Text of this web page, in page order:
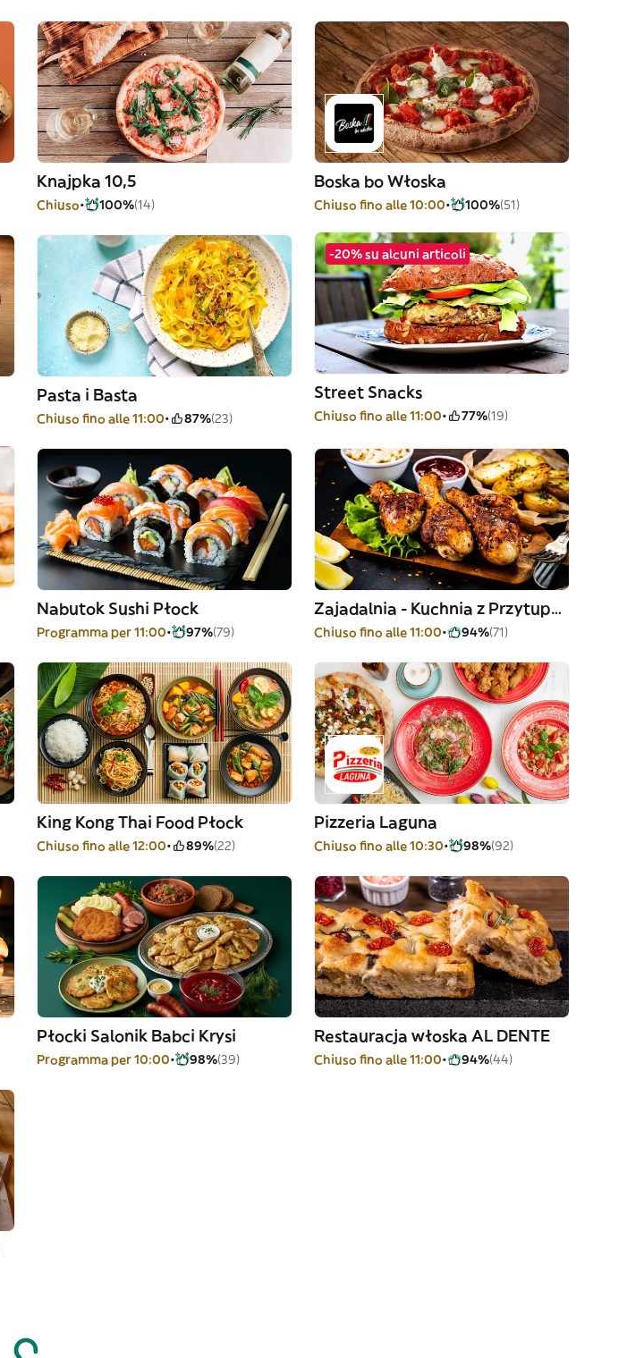
Knajpka 10,5
Chiuso 100%(14)
Boska bo Włoska
Chiuso fino alle 10:00 100%(51)
Pasta i Basta
Chiuso fino alle 11:00 87%(23)
-20% su alcuni articoli
Street Snacks
Chiuso fino alle 11:00 77%(19)
Nabutok Sushi Płock
Programma per 11:00 97%(79)
Zajadalnia - Kuchnia z Przytupem
Chiuso fino alle 11:00 94%(71)
King Kong Thai Food Płock
Chiuso fino alle 12:00 89%(22)
Pizzeria Laguna
Chiuso fino alle 10:30 98%(92)
Płocki Salonik Babci Krysi
Programma per 10:00 98%(39)
Restauracja włoska AL DENTE
Chiuso fino alle 11:00 94%(44)